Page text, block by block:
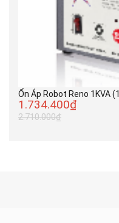
Ổn Áp Robot Reno 1KVA
1.734.400₫
2.710.000₫